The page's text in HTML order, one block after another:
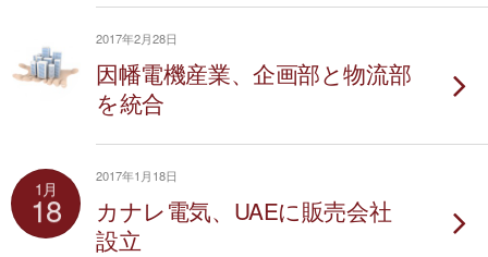
2017年2月28日
因幡電機産業、企画部と物流部
を統合
1月
18
2017年1月18日
カナレ電気、UAEに販売会社
設立